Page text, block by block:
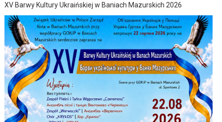
XV Barwy Kultury Ukraińskiej w Baniach Mazurskich 2026